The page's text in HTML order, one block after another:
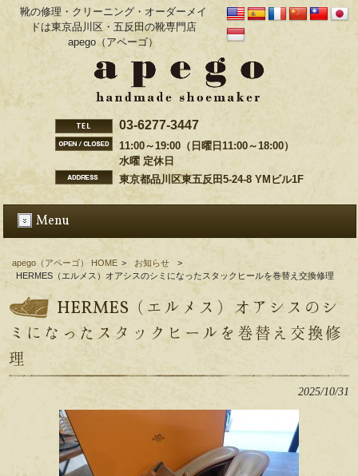
靴の修理・クリーニング・オーダーメイ
ドは東京品川区・五反田の靴専門店
apego（アペーゴ）
03-6277-3447
11:00～19:00（日曜日11:00～18:00）
水曜 定休日
東京都品川区東五反田5-24-8 YMビル1F
Menu
apego（アペーゴ） HOME > お知らせ
>
HERMES（エルメス）オアシスのシミになったスタックヒールを巻替え交換修理
HERMES（エルメス）オアシスのシ
ミになったスタックヒールを巻替え交換修
理
2025/10/31